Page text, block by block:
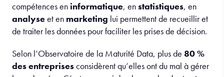
compétences en informatique, enstatistiques, en
analyseet en marketing lui permettent de recueillir et
de traiter les données pour faciliter les prises de décision.
Selon l’Observatoire de la Maturité Data, plus de 80 %
des entreprisesconsidèrent qu’elles ont du mal à gérer